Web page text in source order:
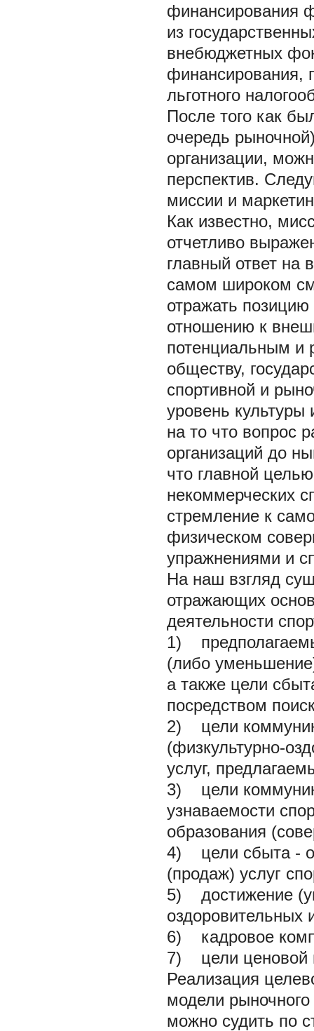
финансирования
из
внебюджетных
финансирования,
льготного
После того как
очередь
организации,
перспектив.
миссии и
Как известно,
отчетливо
главный ответ на
самом широком
отражать позицию
отношению к
потенциальным и
обществу,
спортивной и
уровень
на то что вопрос
организаций до
что главной
некоммерческих
стремление к
физическом
упражнениями и
На наш взгляд
отражающих
деятельности
1)
(либо
а также цели
посредством
2) цели
(физкультурно-
услуг,
3) цели
узнаваемости
образования
4) цели сбыта -
(продаж) услуг
5) достижение
оздоровительных
6) кадровое
7) цели ценовой
Реализация
модели рыночного
можно судить по